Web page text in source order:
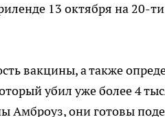
13 октября на 20-
вакцины, а также
убил уже более 4
Амброуз, они готовы